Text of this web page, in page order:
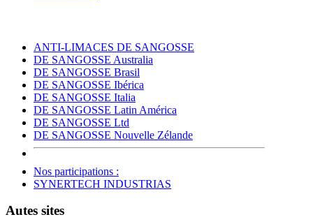
ANTI-LIMACES DE SANGOSSE
DE SANGOSSE Australia
DE SANGOSSE Brasil
DE SANGOSSE Ibérica
DE SANGOSSE Italia
DE SANGOSSE Latin América
DE SANGOSSE Ltd
DE SANGOSSE Nouvelle Zélande
Nos participations :
SYNERTECH INDUSTRIAS
Autes sites